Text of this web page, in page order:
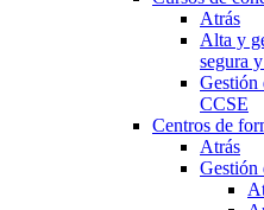
Atrás
Alta y
segura
Gestión
CCSE
Centros de
Atrás
Gestión